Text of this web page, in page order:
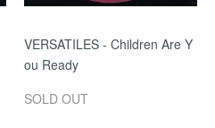
VERSATILES - Children Are Y
ou Ready
SOLD OUT